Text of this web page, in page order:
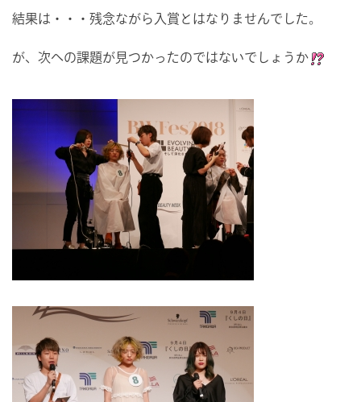
結果は・・・残念ながら入賞とはなりませんでした。
が、次への課題が見つかったのではないでしょうか